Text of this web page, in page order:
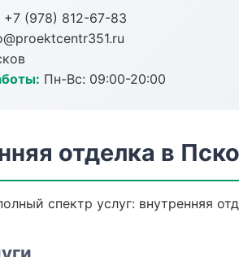
+7 (978) 812-67-83
Пн-Вс: 09:00-20:00
отделка в
спектр услуг: внутренняя